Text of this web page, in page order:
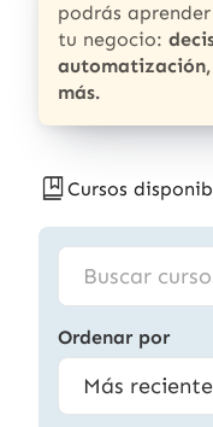
podrás
tu negocio:
más.
Cursos
Ordenar por